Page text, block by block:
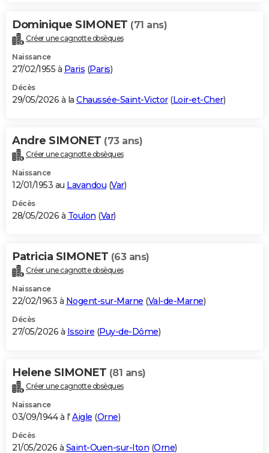
Dominique SIMONET (71 ans)
Créer une cagnotte obsèques
Naissance
27/02/1955 à Paris (Paris)
Décès
29/05/2026 à la Chaussée-Saint-Victor(Loir-et-Cher)
Andre SIMONET (73 ans)
Créer une cagnotte obsèques
Naissance
12/01/1953 au Lavandou (Var)
Décès
28/05/2026 à Toulon (Var)
Patricia SIMONET (63 ans)
Créer une cagnotte obsèques
Naissance
22/02/1963 à Nogent-sur-Marne (Val-de-Marne)
Décès
27/05/2026 à Issoire (Puy-de-Dôme)
Helene SIMONET (81 ans)
Créer une cagnotte obsèques
Naissance
03/09/1944 à l' Aigle (Orne)
Décès
21/05/2026 à Saint-Ouen-sur-Iton (Orne)